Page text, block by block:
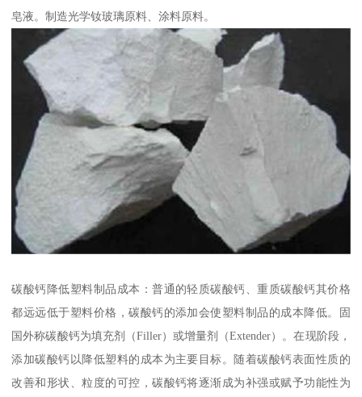
皂液。制造光学钕玻璃原料、涂料原料。
碳酸钙降低塑料制品成本：普通的轻质碳酸钙、重质碳酸钙其价格
都远远低于塑料价格，碳酸钙的添加会使塑料制品的成本降低。固
国外称碳酸钙为填充剂（Filler）或增量剂（Extender）。在现阶段，
添加碳酸钙以降低塑料的成本为主要目标。随着碳酸钙表面性质的
改善和形状、粒度的可控，碳酸钙将逐渐成为补强或赋予功能性为